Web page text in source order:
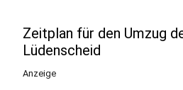
Zeitplan für den Umzug
Lüdenscheid
Anzeige